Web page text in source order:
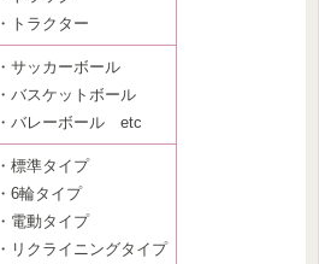
・トラクター
・サッカーボール
・バスケットボール
・バレーボール etc
・標準タイプ
・6輪タイプ
・電動タイプ
・リクライニングタイプ